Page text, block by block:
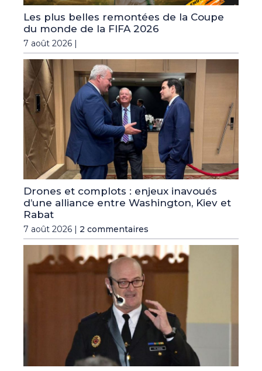
Les plus belles remontées de la Coupe
du monde de la FIFA 2026
7 août 2026 |
Drones et complots : enjeux inavoués
d’une alliance entre Washington, Kiev et
Rabat
7 août 2026 | 2 commentaires